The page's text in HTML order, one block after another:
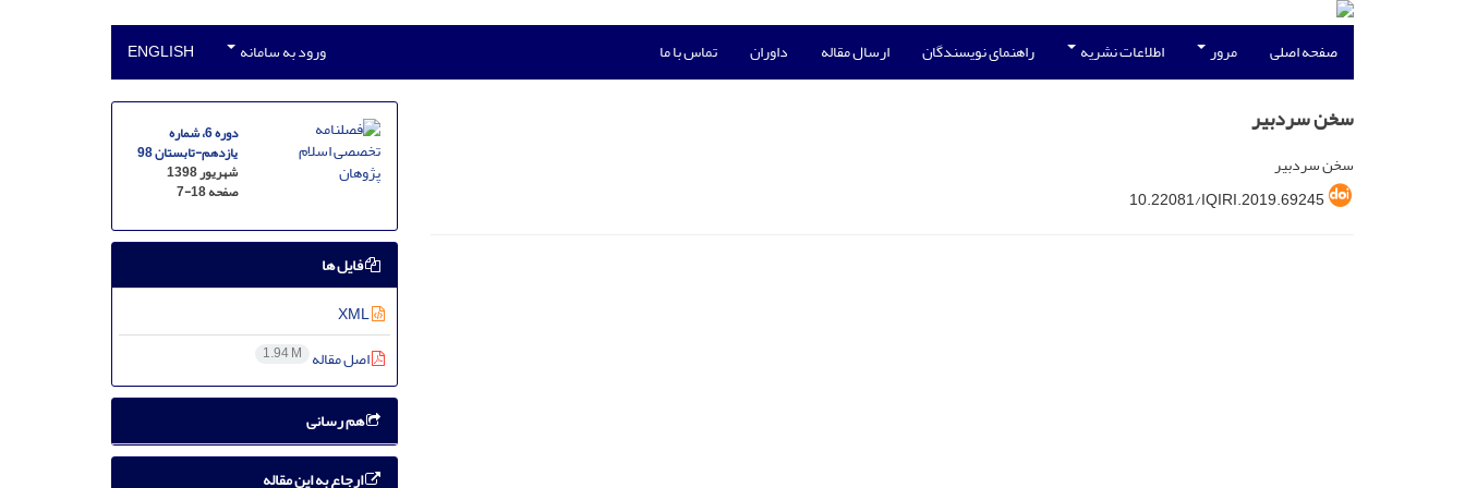
صفحه اصلی مرور اطلاعات نشریه راهنمای نویسندگان ارسال مقاله داوران تماس با ما ورود به سامانه ENGLISH
سخن سردبیر
سخن سردبیر
10.22081/IQIRI.2019.69245
دوره 6، شماره
یازدهم-تابستان 98
شهریور 1398
صفحه7-18
فایل ها
XML
اصل مقاله 1.94 M
هم رسانی
ارجاع به این مقاله